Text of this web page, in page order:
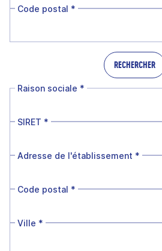
Code postal *
RECHERCHER
Raison sociale *
SIRET *
Adresse de l'établissement *
Code postal *
Ville *